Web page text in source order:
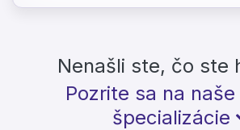
Nenašli ste, čo ste
Pozrite sa na
špecializácie